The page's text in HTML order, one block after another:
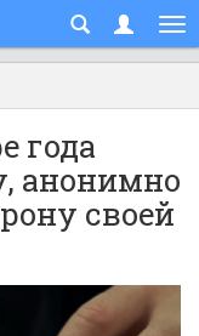
года
анонимно
своей